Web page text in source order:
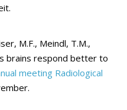
M.F., Meindl, T.M.,
brains respond better to
meeting Radiological